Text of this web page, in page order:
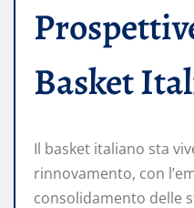
Basket
Il basket italiano sta
rinnovamento, con
consolidamento delle